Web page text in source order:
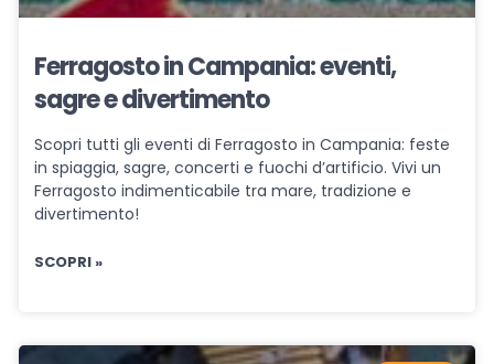
Ferragosto in Campania: eventi,
sagre e divertimento
Scopri tutti gli eventi di Ferragosto in Campania: feste
in spiaggia, sagre, concerti e fuochi d’artificio. Vivi un
Ferragosto indimenticabile tra mare, tradizione e
divertimento!
SCOPRI »